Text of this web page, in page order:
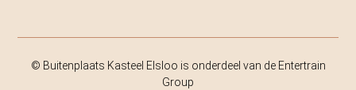
© Buitenplaats Kasteel Elsloo is onderdeel van de Entertrain
Group